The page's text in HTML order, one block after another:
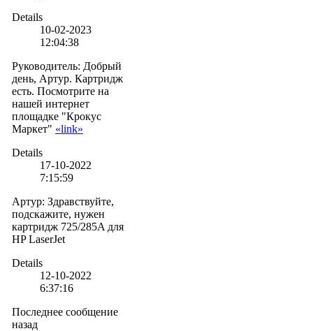
Details
10-02-2023
12:04:38
Руководитель: Добрый
день, Артур. Картридж
есть. Посмотрите на
нашей интернет
площадке "Крокус
Маркет" «link»
Details
17-10-2022
7:15:59
Артур: Здравствуйте,
подскажите, нужен
картридж 725/285A для
HP LaserJet
Details
12-10-2022
6:37:16
Последнее сообщение
назад